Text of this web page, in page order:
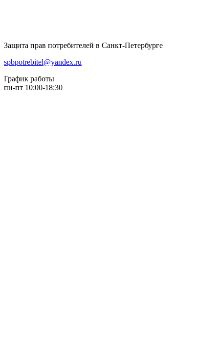
Защита прав потребителей в Санкт-Петербурге
spbpotrebitel@yandex.ru
График работы
пн-пт 10:00-18:30